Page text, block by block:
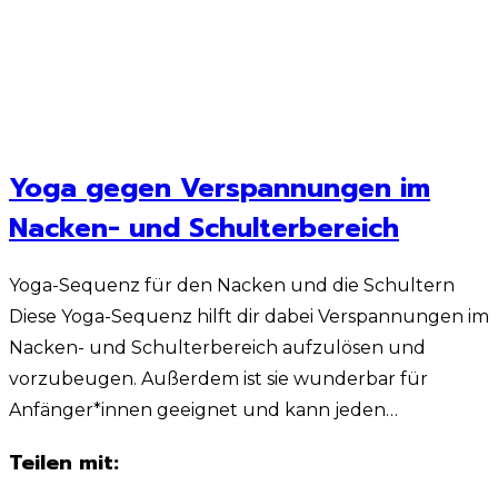
Yoga gegen Verspannungen im
Nacken- und Schulterbereich
Yoga-Sequenz für den Nacken und die Schultern
Diese Yoga-Sequenz hilft dir dabei Verspannungen im
Nacken- und Schulterbereich aufzulösen und
vorzubeugen. Außerdem ist sie wunderbar für
Anfänger*innen geeignet und kann jeden…
Teilen mit: